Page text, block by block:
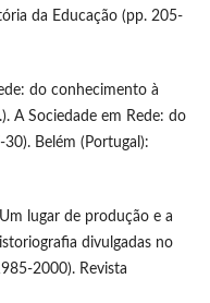
da Educação (pp. 205-
do conhecimento à
A Sociedade em Rede: do
Belém (Portugal):
lugar de produção e a
divulgadas no
2000). Revista